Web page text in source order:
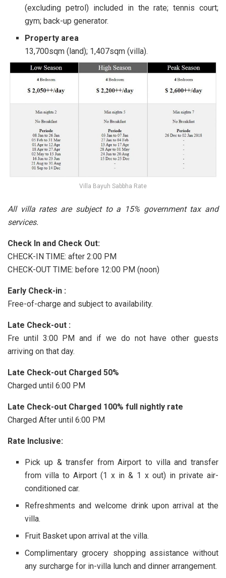
(excluding petrol) included in the rate; tennis court;
gym; back-up generator.
Property area
13,700sqm (land); 1,407sqm (villa).
Villa Bayuh Sabbha Rate
All villa rates are subject to a 15% government tax and
services.
Check In and Check Out:
CHECK-IN TIME: after 2:00 PM
CHECK-OUT TIME: before 12:00 PM (noon)
Early Check-in :
Free-of-charge and subject to availability.
Late Check-out :
Fre until 3:00 PM and if we do not have other guests
arriving on that day.
Late Check-out Charged 50%
Charged until 6:00 PM
Late Check-out Charged 100% full nightly rate
Charged After until 6:00 PM
Rate Inclusive:
Pick up & transfer from Airport to villa and transfer
from villa to Airport (1 x in & 1 x out) in private air-
conditioned car.
Refreshments and welcome drink upon arrival at the
villa.
Fruit Basket upon arrival at the villa.
Complimentary grocery shopping assistance without
any surcharge for in-villa lunch and dinner arrangement.